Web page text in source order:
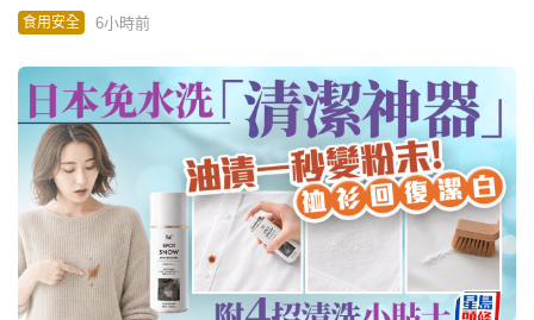
食用安全 6小時前